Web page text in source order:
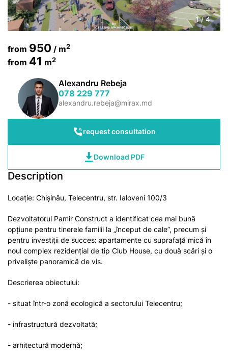
1/4
Description
Locație: Chișinău, Telecentru, str. Ialoveni 100/3
Dezvoltatorul Pamir Construct a identificat cea mai bună
opțiune pentru tinerele familii la „început de cale”, precum și
pentru investiții de succes: apartamente cu suprafață mică în
noul complex rezidențial de tip Club House, cu două scări și o
priveliște panoramică de vis.
Descrierea obiectului:
- situat într-o zonă ecologică a sectorului Telecentru;
- infrastructură dezvoltată;
- arhitectură modernă;
from 950 / m2
from 41 m2
Alexandru Rebeja
078 229 777
alexandru.rebeja@mirax.md
request consultation
Download PDF